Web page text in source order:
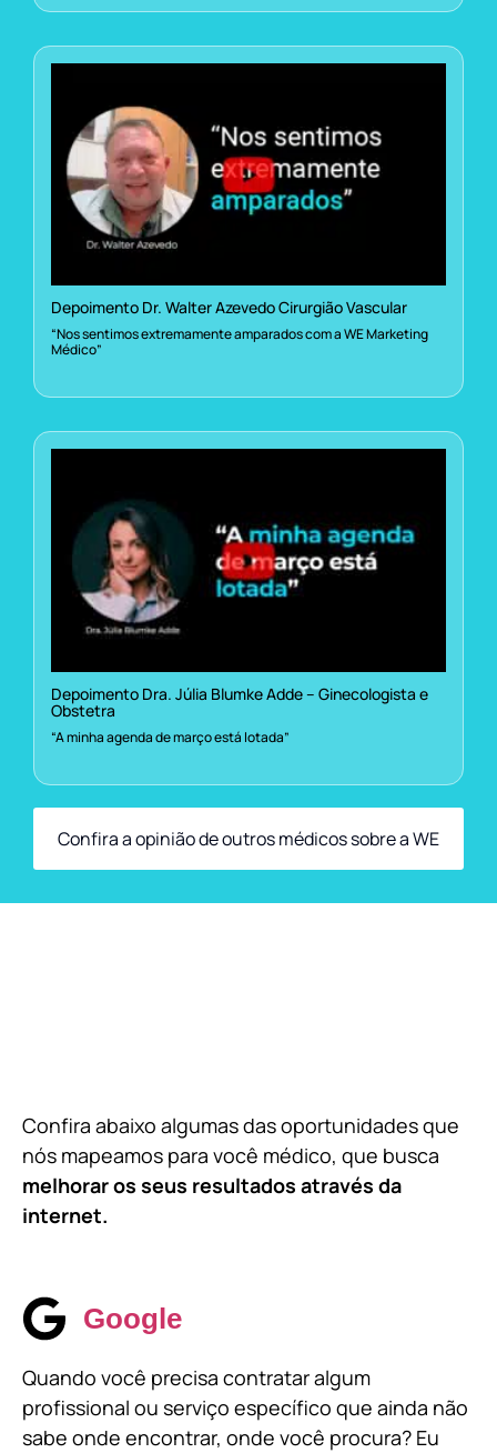
Depoimento Dr. Walter Azevedo Cirurgião Vascular
“Nos sentimos extremamente amparados com a WE Marketing
Médico”
Depoimento Dra. Júlia Blumke Adde – Ginecologista e
Obstetra
“A minha agenda de março está lotada”
Confira a opinião de outros médicos sobre a WE
Confira abaixo algumas das oportunidades que
nós mapeamos para você médico, que busca
melhorar os seus resultados através da
internet.
Google
Quando você precisa contratar algum
profissional ou serviço específico que ainda não
sabe onde encontrar, onde você procura? Eu